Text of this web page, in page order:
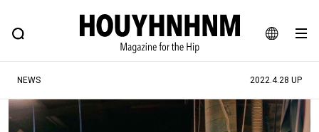
JA
EN
FEATURE BLOG SNAP
ヒップなファッション、カルチャー、ライフスタイルWEBマガジン
NEWS 2022.4.28 UP